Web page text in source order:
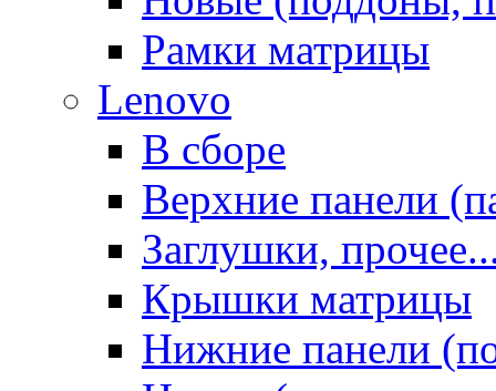
Рамки матрицы
Lenovo
В сборе
Верхние панели
Заглушки,
Крышки матрицы
Нижние панели